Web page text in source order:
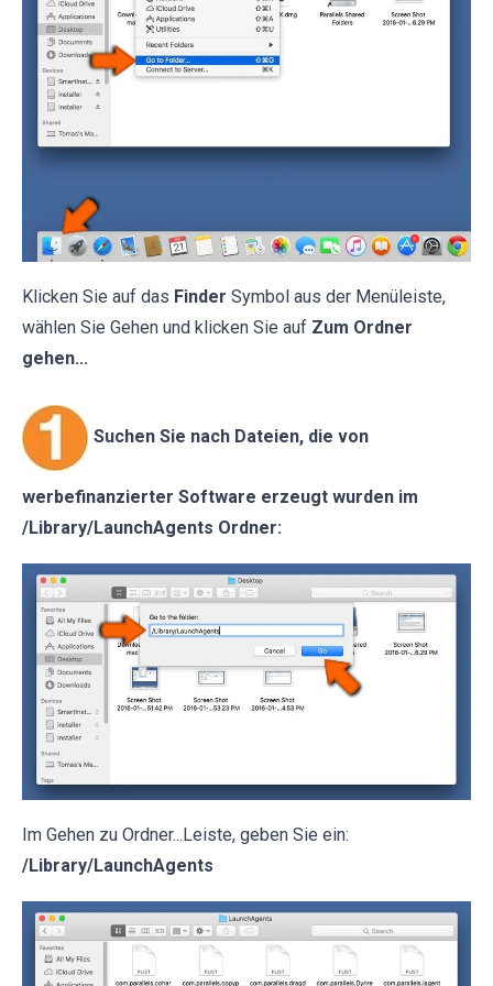
Klicken Sie auf das Finder Symbol aus der Menüleiste,
wählen Sie Gehen und klicken Sie auf Zum Ordner
gehen...
Suchen Sie nach Dateien, die von
werbefinanzierter Software erzeugt wurden im
/Library/LaunchAgents Ordner:
Im Gehen zu Ordner...Leiste, geben Sie ein:
/Library/LaunchAgents